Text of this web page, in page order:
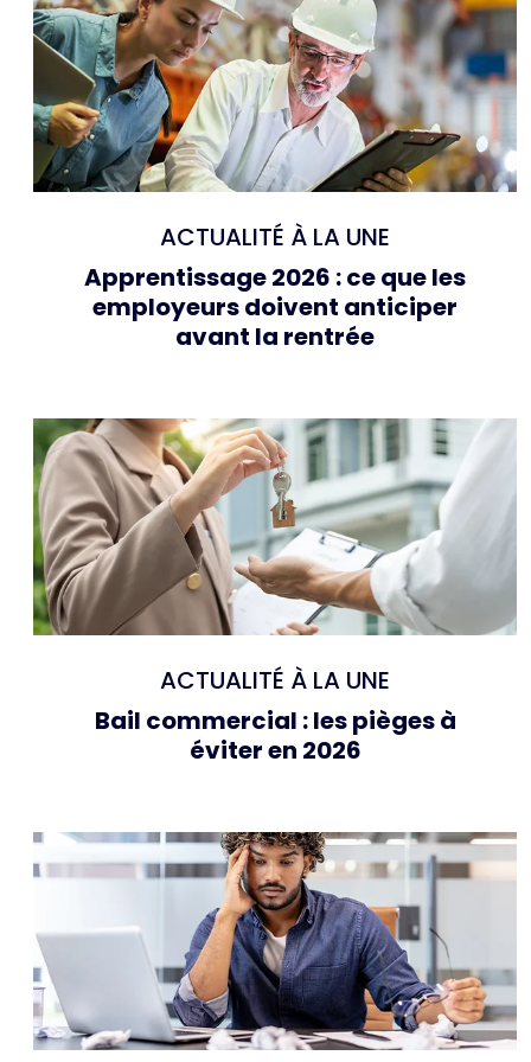
ACTUALITÉ À LA UNE
Apprentissage 2026 : ce que les
employeurs doivent anticiper
avant la rentrée
ACTUALITÉ À LA UNE
Bail commercial : les pièges à
éviter en 2026